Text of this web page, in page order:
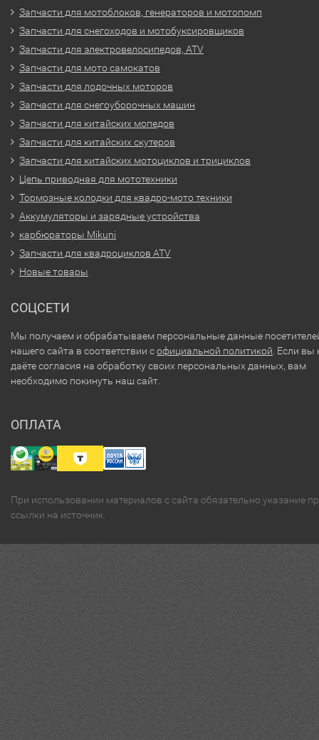
Запчасти для мотоблоков, генераторов и мотопомп
Запчасти для снегоходов и мотобуксировщиков
Запчасти для электровелосипедов, ATV
Запчасти для мото самокатов
Запчасти для лодочных моторов
Запчасти для снегоуборочных машин
Запчасти для китайских мопедов
Запчасти для китайских скутеров
Запчасти для китайских мотоциклов и трициклов
Цепь приводная для мототехники
Тормозные колодки для квадро-мото техники
Аккумуляторы и зарядные устройства
карбюраторы Mikuni
Запчасти для квадроциклов ATV
Новые товары
СОЦСЕТИ
Мы получаем и обрабатываем персональные данные
нашего сайта в соответствии софициальной политикой . Если вы
даёте согласия на обработку своих персональных данных, вам
необходимо покинуть наш сайт.
ОПЛАТА
При использовании материалов с сайта обязательно указание
ссылки на источник.